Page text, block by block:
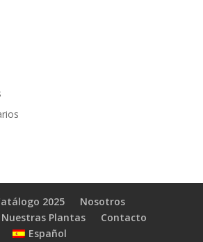
2025
Nosotros
Nuestras Plantas
Contacto
Español